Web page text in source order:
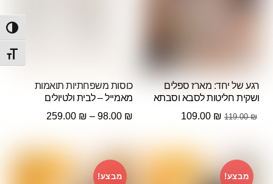
מתג
רגע של יחד: מארז ספלים
ושקית חליטות לסבא וסבתא
119.00₪
המחיר
109.00 ₪
הוא:
כוסות משפחתיות תואמות
מאמייל – לבית ולטיולים
98.00 ₪
–
259.00 ₪
מבצע! מבצע!